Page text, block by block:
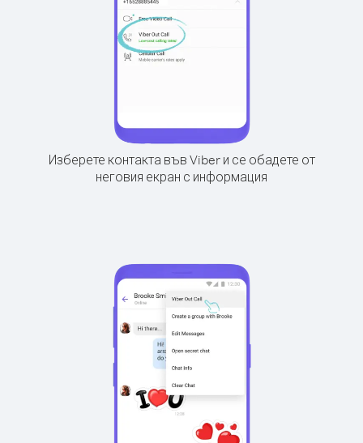
Изберете контакта във Viber и се обадете от
неговия екран с информация